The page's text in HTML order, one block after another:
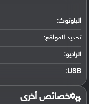
البلوتوث:
تحديد المواقع:
الراديو:
USB
:
خصائص أخرى